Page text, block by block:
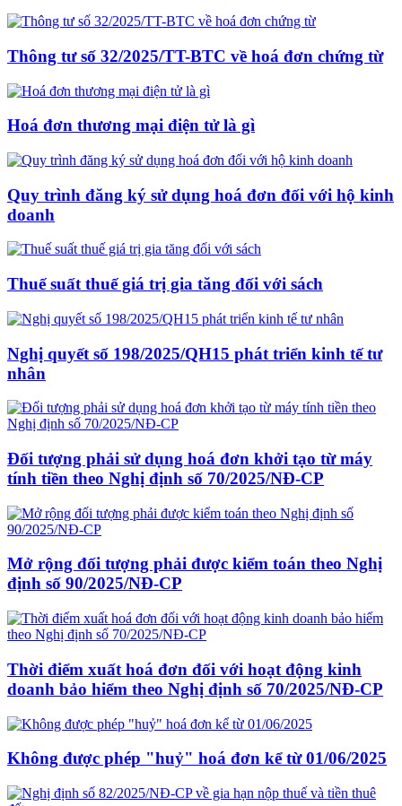
Thông tư số 32/2025/TT-BTC về hoá đơn chứng từ
Hoá đơn thương mại điện tử là gì
Quy trình đăng ký sử dụng hoá đơn đối với hộ kinh
doanh
Thuế suất thuế giá trị gia tăng đối với sách
Nghị quyết số 198/2025/QH15 phát triển kinh tế tư
nhân
Đối tượng phải sử dụng hoá đơn khởi tạo từ máy
tính tiền theo Nghị định số 70/2025/NĐ-CP
Mở rộng đối tượng phải được kiểm toán theo Nghị
định số 90/2025/NĐ-CP
Thời điểm xuất hoá đơn đối với hoạt động kinh
doanh bảo hiểm theo Nghị định số 70/2025/NĐ-CP
Không được phép "huỷ" hoá đơn kể từ 01/06/2025